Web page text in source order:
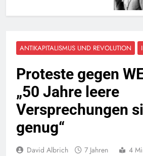
ANTIKAPITALISMUS UND REVOLUTION
Proteste gegen
„50 Jahre leere
Versprechungen
genug“
David Albrich 7 Jahren 4